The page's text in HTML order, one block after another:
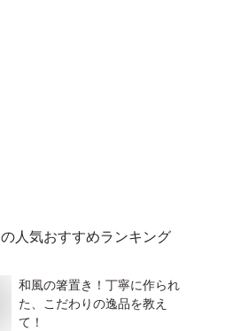
の人気おすすめランキング
和風の箸置き！丁寧に作られ
た、こだわりの逸品を教え
て！